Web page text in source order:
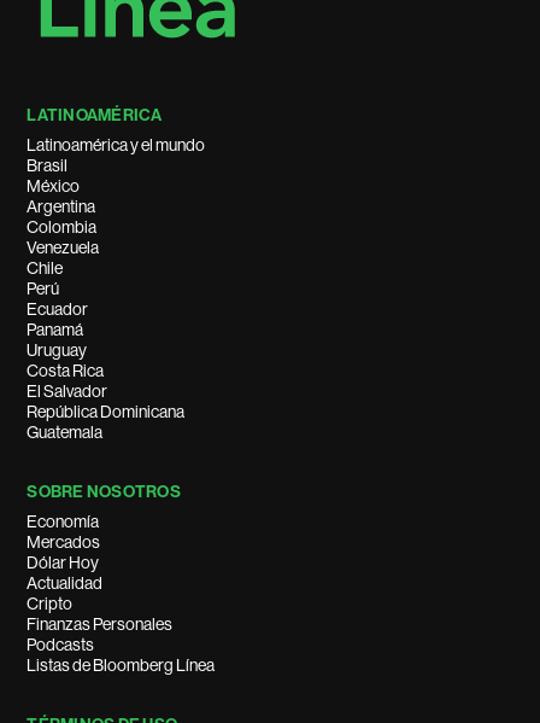
LATINOAMÉRICA
Latinoamérica y el mundo
Brasil
México
Argentina
Colombia
Venezuela
Chile
Perú
Ecuador
Panamá
Uruguay
Costa Rica
El Salvador
República Dominicana
Guatemala
SOBRE NOSOTROS
Economía
Mercados
Dólar Hoy
Actualidad
Cripto
Finanzas Personales
Podcasts
Listas de Bloomberg Línea